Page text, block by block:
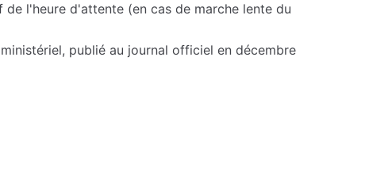
l'heure d'attente (en cas de marche lente du
publié au journal officiel en décembre